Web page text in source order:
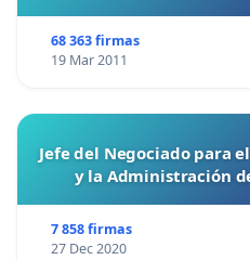
68 363 firmas
19 Mar 2011
Jefe del Negociado para
y la Administración
7 858 firmas
27 Dec 2020